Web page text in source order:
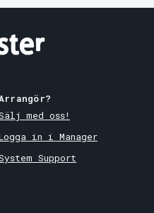
med oss!
in i Manager
Support